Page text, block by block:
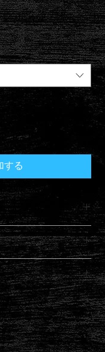
する
サイズ、素材、取扱説
のポイントなどを説明
。商品にご満足いた
リシーと手順を説明し
ことで、お客様の信
入いただけます。
など、商品の配送に関
送情報を明確にするこ
心して商品をご購入い